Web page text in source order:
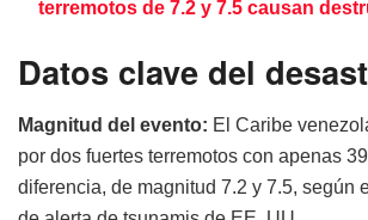
terremotos de 7.2 y 7.5 causan
Datos clave del
Magnitud del evento: El Caribe
por dos fuertes terremotos con apenas
diferencia, de magnitud 7.2 y 7.5, según